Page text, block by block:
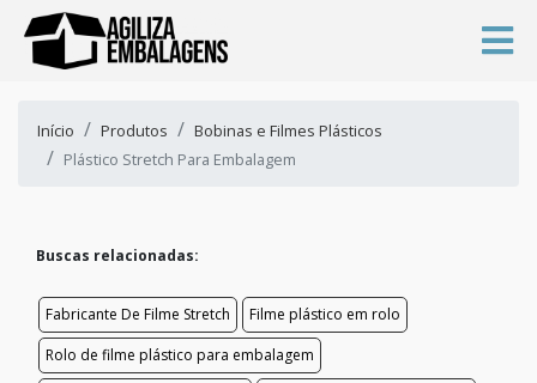
Início Produtos
Bobinas e Filmes Plásticos
Plástico Stretch Para Embalagem
Buscas relacionadas:
Fabricante De Filme Stretch
Filme plástico em rolo
Rolo de filme plástico para embalagem